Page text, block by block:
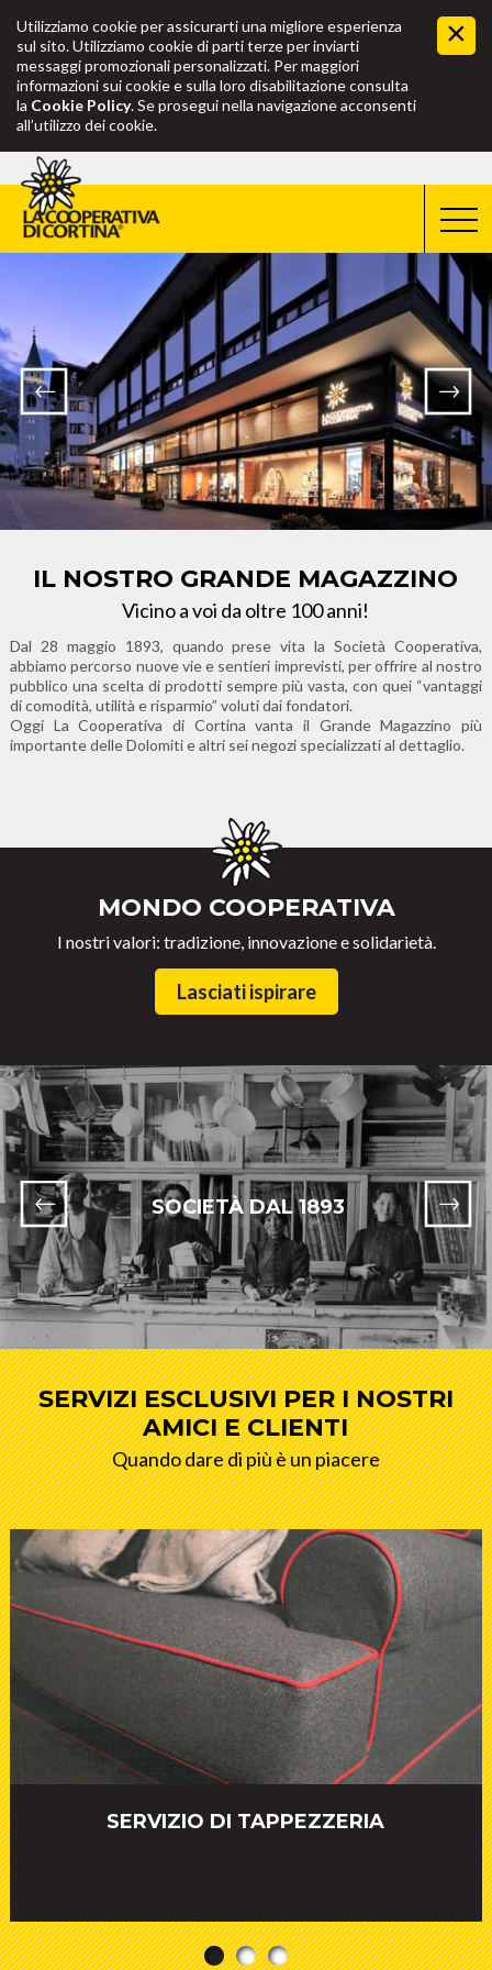
Utilizziamo cookie per assicurarti una migliore esperienza
sul sito. Utilizziamo cookie di parti terze per inviarti
messaggi promozionali personalizzati. Per maggiori
informazioni sui cookie e sulla loro disabilitazione consulta
la Cookie Policy. Se prosegui nella navigazione acconsenti
all’utilizzo dei cookie.
IL NOSTRO GRANDE MAGAZZINO
Vicino a voi da oltre 100 anni!
Dal 28 maggio 1893, quando prese vita la Società Cooperativa,
abbiamo percorso nuove vie e sentieri imprevisti, per offrire al nostro
pubblico una scelta di prodotti sempre più vasta, con quei “vantaggi
di comodità, utilità e risparmio” voluti dai fondatori.
Oggi La Cooperativa di Cortina vanta il Grande Magazzino più
importante delle Dolomiti e altri sei negozi specializzati al dettaglio.
MONDO COOPERATIVA
I nostri valori: tradizione, innovazione e solidarietà.
Lasciati ispirare
SOCIETÀ DAL 1893
SERVIZI ESCLUSIVI PER I NOSTRI
AMICI E CLIENTI
Quando dare di più è un piacere
SERVIZIO DI TAPPEZZERIA